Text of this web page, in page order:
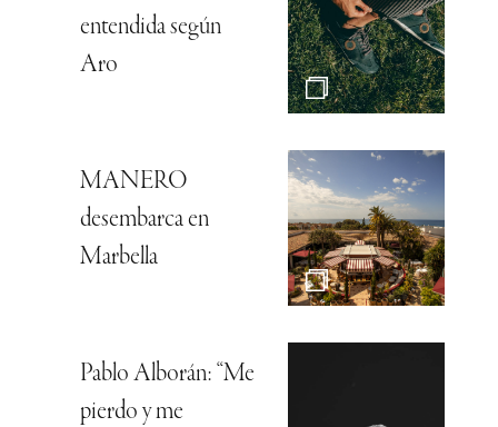
entendida según
Aro
MANERO
desembarca en
Marbella
Pablo Alborán: “Me
pierdo y me